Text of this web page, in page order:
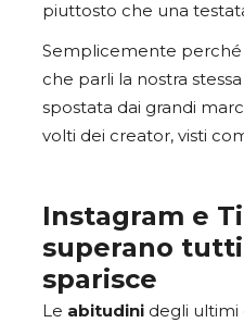
piuttosto che una
Semplicemente
che parli la nostra
spostata dai grandi
volti dei creator, visti
Instagram e
superano
sparisce
Le abitudini degli ultimi